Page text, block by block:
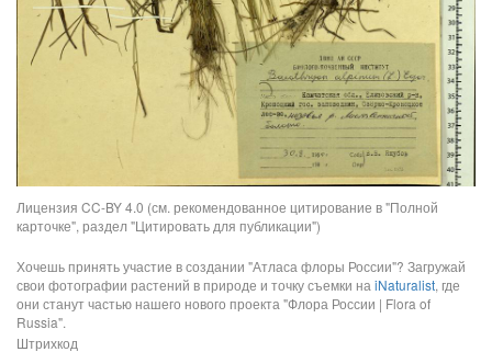
Лицензия CC-BY 4.0 (см. рекомендованное цитирование в "Полной
карточке", раздел "Цитировать для публикации")
Хочешь принять участие в создании "Атласа флоры России"? Загружай
свои фотографии растений в природе и точку съемки на iNaturalist, где
они станут частью нашего нового проекта "Флора России | Flora of
Russia".
Штрихкод